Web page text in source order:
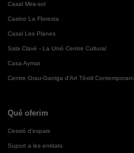
Casal Mira-sol
Casino La Floresta
Casal Les Planes
Sala Clavé - La Unió Centre Cultural
Casa Aymat
Centre Grau-Garriga d'Art Tèxtil Contemporani
Què oferim
Cessió d'espais
Suport a les entitats